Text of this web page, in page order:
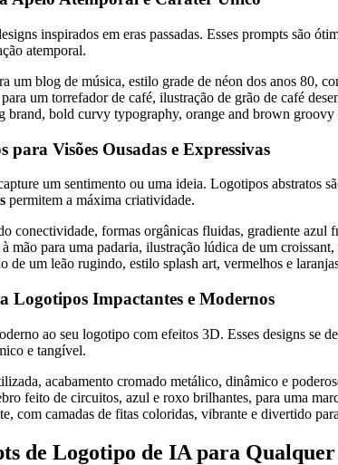
inspirados em eras passadas. Esses prompts são
atemporal.
um blog de música, estilo grade de néon dos anos 80,
um torrefador de café, ilustração de grão de café
brand, bold curvy typography, orange and brown groovy
Visões Ousadas e Expressivas
um sentimento ou uma ideia. Logotipos abstratos
permitem a máxima criatividade.
conectividade, formas orgânicas fluidas, gradiente azul
mão para uma padaria, ilustração lúdica de um croissant,
de um leão rugindo, estilo splash art, vermelhos e
Logotipos Impactantes e Modernos
ao seu logotipo com efeitos 3D. Esses designs se
e tangível.
acabamento cromado metálico, dinâmico e
feito de circuitos, azul e roxo brilhantes, para uma
com camadas de fitas coloridas, vibrante e divertido
de Logotipo de IA para